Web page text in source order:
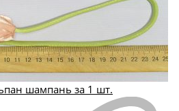
шампань за 1 шт.